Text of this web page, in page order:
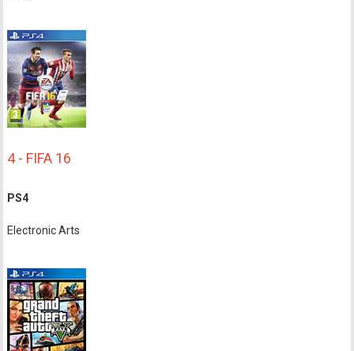
4 - FIFA 16
PS4
Electronic Arts